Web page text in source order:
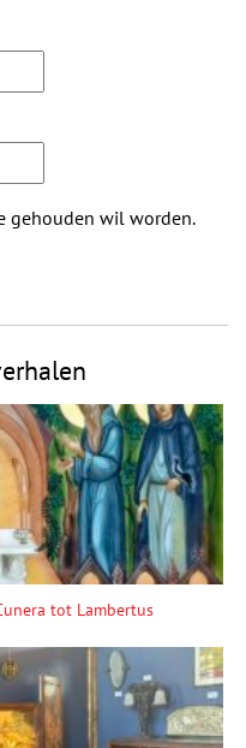
gehouden wil worden.
tot Lambertus